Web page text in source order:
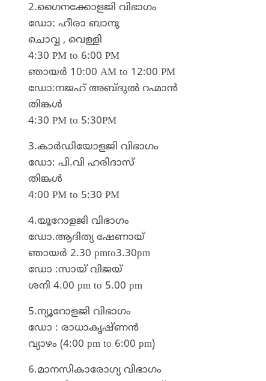
2.ഗൈനക്കോളജി വിഭാഗം
ഡോ: ഹീരാ ബാനു
ചൊവ്വ , വെള്ളി
4:30 PM to 6:00 PM
ഞായർ 10:00 AM to 12:00 PM
ഡോ:നജഹ് അബ്ദുൽ റഹ്മാൻ
തിങ്കൾ
4:30 PM to 5:30PM
3.കാർഡിയോളജി വിഭാഗം
ഡോ: പി.വി ഹരിദാസ്
തിങ്കൾ
4:00 PM to 5:30 PM
4.യൂറോളജി വിഭാഗം
ഡോ.ആദിത്യ ഷേണായ്
ഞായർ 2.30 pmto3.30pm
ഡോ :സായ് വിജയ്
ശനി 4.00 pm to 5.00 pm
5.ന്യൂറോളജി വിഭാഗം
ഡോ : രാധാകൃഷ്ണൻ
വ്യാഴം (4:00 pm to 6:00 pm)
6.മാനസികാരോഗ്യ വിഭാഗം